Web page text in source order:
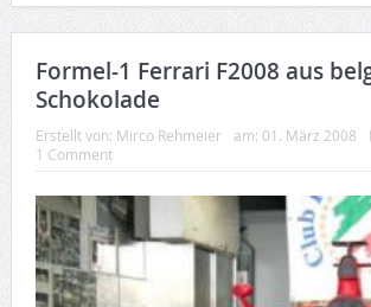
Formel-1 Ferrari F2008 aus
Schokolade
Erstellt von: Mirco Rehmeier am: 01. März 2008
1 Comment